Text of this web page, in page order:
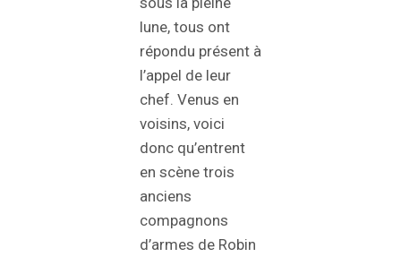
lune, tous ont
répondu présent à
l’appel de leur
chef. Venus en
voisins, voici
donc qu’entrent
en scène trois
anciens
compagnons
d’armes de Robin